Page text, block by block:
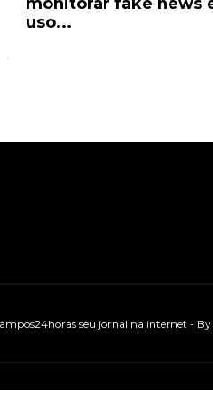
uso...
seu jornal na internet - By